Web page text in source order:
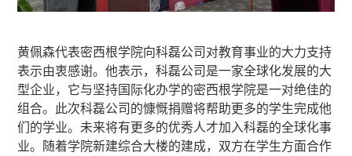
黄佩森代表密西根学院向科磊公司对教育事业的大力支持
表示由衷感谢。他表示，科磊公司是一家全球化发展的大
型企业，它与坚持国际化办学的密西根学院是一对绝佳的
组合。此次科磊公司的慷慨捐赠将帮助更多的学生完成他
们的学业。未来将有更多的优秀人才加入科磊的全球化事
业。随着学院新建综合大楼的建成，双方在学生方面合作